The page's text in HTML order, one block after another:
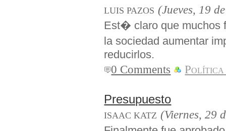
LUIS PAZOS (Jueves, 19
Est� claro que muchos
la sociedad aumentar
reducirlos.
0 Comments
Presupuesto
ISAAC KATZ (Viernes, 29